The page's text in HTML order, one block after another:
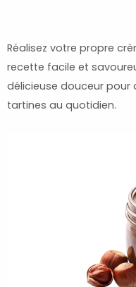
Réalisez votre propre
recette facile et
délicieuse douceur pour
tartines au quotidien.